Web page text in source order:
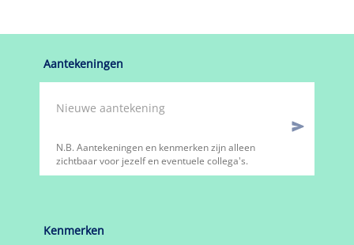
Aantekeningen
N.B. Aantekeningen en kenmerken zijn alleen
zichtbaar voor jezelf en eventuele collega's.
Kenmerken